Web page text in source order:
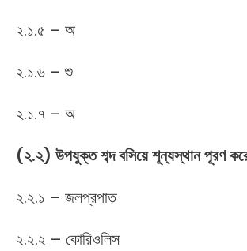
২.১.৫ – অ
২.১.৬ – শু
২.১.৭ – অ
(২.২) উপযুক্ত শব্দ বসিয়ে শূন্যস্থান পূরণ
২.২.১ – জলপ্রপাত
২.২.২ – কোরিওলিস